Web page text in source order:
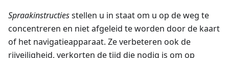
Spraakinstructiesstellen u in staat om u op de weg te
concentreren en niet afgeleid te worden door de kaart
of het navigatieapparaat. Ze verbeteren ook de
rijveiligheid, verkorten de tijd die nodig is om op